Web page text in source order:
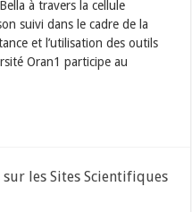
à travers la cellule
suivi dans le cadre de la
et l’utilisation des outils
Oran1 participe au
les Sites Scientifiques